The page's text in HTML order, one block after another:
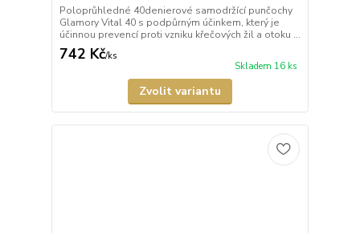
Poloprůhledné 40denierové samodržící punčochy
Glamory Vital 40 s podpůrným účinkem, který je
účinnou prevencí proti vzniku křečových žil a otoku ...
742 Kč/ks
Skladem 16 ks
Zvolit variantu